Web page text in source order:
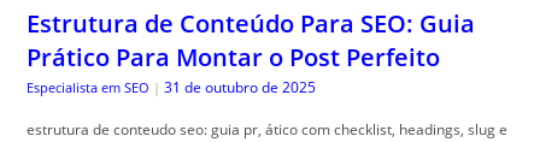
Estrutura de Conteúdo Para SEO: Guia
Prático Para Montar o Post Perfeito
Especialista em SEO | 31 de outubro de 2025
estrutura de conteudo seo: guia pr, ático com checklist, headings, slug e